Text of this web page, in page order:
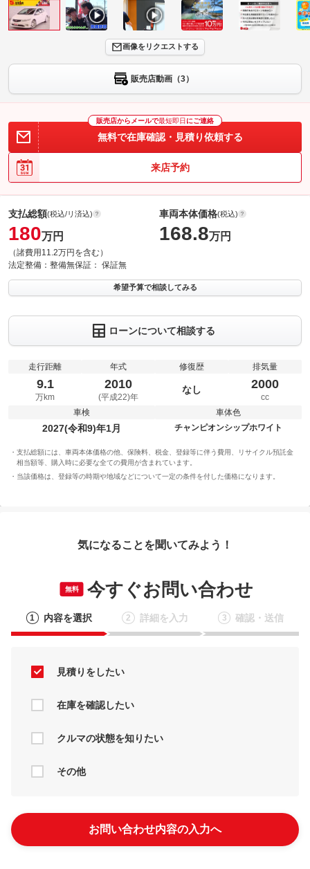
画像をリクエストする
販売店動画（3）
販売店からメールで最短即日 にご連絡
無料で在庫確認・見積り依頼する
来店予約
支払総額(税込/リ済込)
180万円
（諸費用11.2万円を含む）
車両本体価格(税込)
168.8万円
法定整備： 整備無保証： 保証無
希望予算で相談してみる
ローンについて相談する
走行距離
9.1
万km
年式
2010
(平成22)年
修復歴
なし
排気量
2000
cc
車検
2027(令和9)年1月
車体色
チャンピオンシップホワイト
支払総額には、車両本体価格の他、保険料、税金、登録等に伴う費用、リサイクル預託金
相当額等、購入時に必要な全ての費用が含まれています。
当該価格は、登録等の時期や地域などについて一定の条件を付した価格になります。
気になることを聞いてみよう！
無料 今すぐお問い合わせ
1 内容を選択 2 詳細を入力 3 確認・送信
見積りをしたい
在庫を確認したい
クルマの状態を知りたい
その他
お問い合わせ内容の入力へ